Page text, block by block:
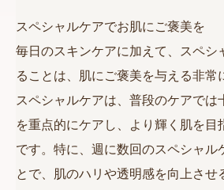
スペシャルケアでお肌にご褒美を
毎日のスキンケアに加えて、スペシ
ることは、肌にご褒美を与える非常
スペシャルケアは、普段のケアでは
を重点的にケアし、より輝く肌を目
です。特に、週に数回のスペシャル
とで、肌のハリや透明感を向上させ